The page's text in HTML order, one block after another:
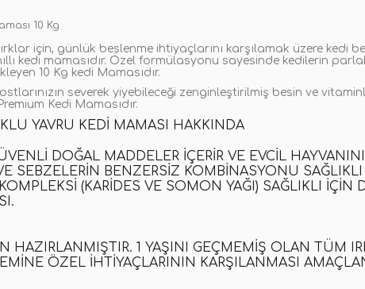
10 Kg
için, günlük beslenme ihtiyaçlarını karşılamak üzere kedi
kedi mamasıdır. Özel formülasyonu sayesinde kedilerin
10 Kg kedi Mamasıdır.
severek yiyebileceği zenginleştirilmiş besin ve
Kedi Mamasıdır.
YAVRU KEDI MAMASI HAKKINDA
DOĞAL MADDELER IÇERIR VE EVCIL
SEBZELERIN BENZERSIZ KOMBINASYONU
(KARIDES VE SOMON YAĞI) SAĞLIKLI IÇIN
.
HAZIRLANMIŞTIR. 1 YAŞINI GEÇMEMIŞ OLAN TÜM
ÖZEL IHTIYAÇLARININ KARŞILANMASI